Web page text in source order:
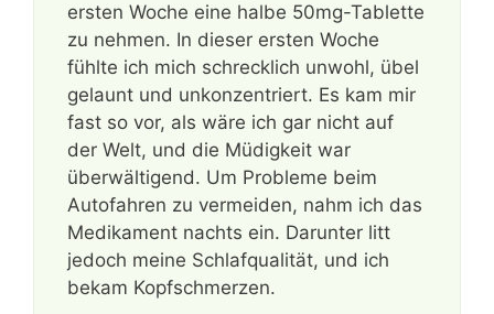
ersten Woche eine halbe 50mg-Tablette
zu nehmen. In dieser ersten Woche
fühlte ich mich schrecklich unwohl, übel
gelaunt und unkonzentriert. Es kam mir
fast so vor, als wäre ich gar nicht auf
der Welt, und die Müdigkeit war
überwältigend. Um Probleme beim
Autofahren zu vermeiden, nahm ich das
Medikament nachts ein. Darunter litt
jedoch meine Schlafqualität, und ich
bekam Kopfschmerzen.